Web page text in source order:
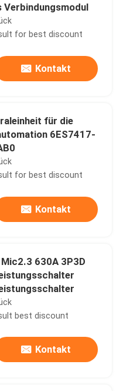
Verbindungsmodul
for best discount
Kontakt
für die
6ES7417-
for best discount
Kontakt
630A 3P3D
best discount
Kontakt